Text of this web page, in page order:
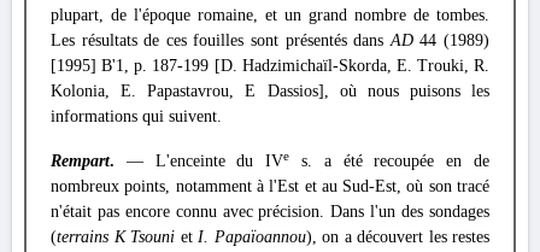
plupart, de l'époque romaine, et un grand nombre de tombes.
Les résultats de ces fouilles sont présentés dansAD44 (1989)
[1995] Β'1, p. 187-199 [D. Hadzimichaïl-Skorda, E. Trouki, R.
Kolonia, E. Papastavrou, Ε Dassios], où nous puisons les
informations qui suivent.
Rempart. — L'enceinte du IVe
s. a été recoupée en de
nombreux points, notamment à l'Est et au Sud-Est, où son tracé
n'était pas encore connu avec précision. Dans l'un des sondages
(terrains Κ Tsouni et I. Papaïoannou), on a découvert les restes